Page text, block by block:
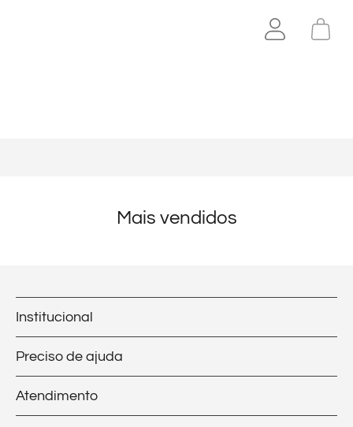
Mais vendidos
Institucional
Preciso de ajuda
Atendimento